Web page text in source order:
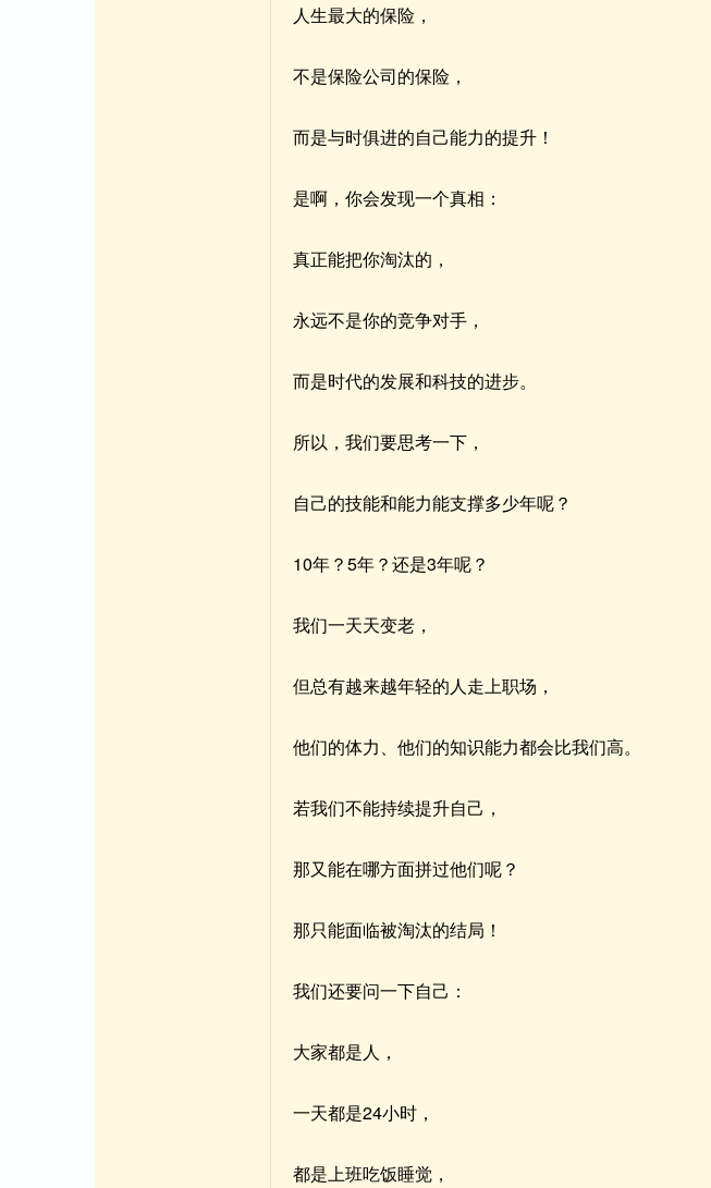
人生最大的保险，
不是保险公司的保险，
而是与时俱进的自己能力的提升！
是啊，你会发现一个真相：
真正能把你淘汰的，
永远不是你的竞争对手，
而是时代的发展和科技的进步。
所以，我们要思考一下，
自己的技能和能力能支撑多少年呢？
10年？5年？还是3年呢？
我们一天天变老，
但总有越来越年轻的人走上职场，
他们的体力、他们的知识能力都会比我们高。
若我们不能持续提升自己，
那又能在哪方面拼过他们呢？
那只能面临被淘汰的结局！
我们还要问一下自己：
大家都是人，
一天都是24小时，
都是上班吃饭睡觉，